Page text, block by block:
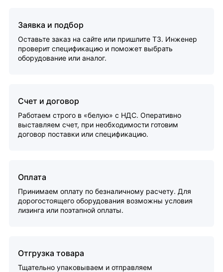
Заявка и подбор
Оставьте заказ на сайте или пришлите ТЗ. Инженер
проверит спецификацию и поможет выбрать
оборудование или аналог.
Счет и договор
Работаем строго в «белую» с НДС. Оперативно
выставляем счет, при необходимости готовим
договор поставки или спецификацию.
Оплата
Принимаем оплату по безналичному расчету. Для
дорогостоящего оборудования возможны условия
лизинга или поэтапной оплаты.
Отгрузка товара
Тщательно упаковываем и отправляем